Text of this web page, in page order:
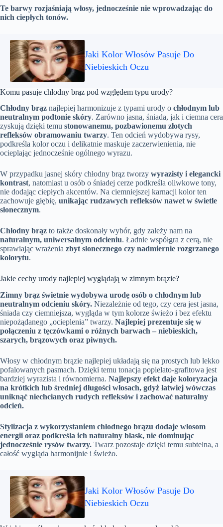
Te barwy rozjaśniają włosy, jednocześnie nie wprowadzając do
nich ciepłych tonów.
Jaki Kolor Włosów Pasuje Do
Niebieskich Oczu
Komu pasuje chłodny brąz pod względem typu urody?
Chłodny brąz najlepiej harmonizuje z typami urody o chłodnym lub
neutralnym podtonie skóry. Zarówno jasna, śniada, jak i ciemna cera
zyskują dzięki temu stonowanemu, pozbawionemu złotych
refleksów obramowaniu twarzy. Ten odcień wydobywa rysy,
podkreśla kolor oczu i delikatnie maskuje zaczerwienienia, nie
ocieplając jednocześnie ogólnego wyrazu.
W przypadku jasnej skóry chłodny brąz tworzy wyrazisty i elegancki
kontrast, natomiast u osób o śniadej cerze podkreśla oliwkowe tony,
nie dodając ciepłych akcentów. Na ciemniejszej karnacji kolor ten
zachowuje głębię, unikając rudzawych refleksów nawet w świetle
słonecznym.
Chłodny brąz to także doskonały wybór, gdy zależy nam na
naturalnym, uniwersalnym odcieniu. Ładnie współgra z cerą, nie
sprawiając wrażenia zbyt słonecznego czy nadmiernie rozgrzanego
kolorytu.
Jakie cechy urody najlepiej wyglądają w zimnym brązie?
Zimny brąz świetnie wydobywa urodę osób o chłodnym lub
neutralnym odcieniu skóry. Niezależnie od tego, czy cera jest jasna,
śniada czy ciemniejsza, wygląda w tym kolorze świeżo i bez efektu
niepożądanego „ocieplenia” twarzy. Najlepiej prezentuje się w
połączeniu z tęczówkami o różnych barwach – niebieskich,
szarych, brązowych oraz piwnych.
Włosy w chłodnym brązie najlepiej układają się na prostych lub lekko
pofalowanych pasmach. Dzięki temu tonacja popielato-grafitowa jest
bardziej wyrazista i równomierna. Najlepszy efekt daje koloryzacja
na krótkich lub średniej długości włosach, gdyż łatwiej wówczas
uniknąć niechcianych rudych refleksów i zachować naturalny
odcień.
Stylizacja z wykorzystaniem chłodnego brązu dodaje włosom
energii oraz podkreśla ich naturalny blask, nie dominując
jednocześnie rysów twarzy. Twarz pozostaje dzięki temu subtelna, a
całość wygląda harmonijnie i świeżo.
Jaki Kolor Włosów Pasuje Do
Niebieskich Oczu